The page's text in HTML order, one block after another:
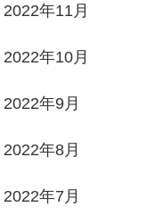
2022年11月
2022年10月
2022年9月
2022年8月
2022年7月